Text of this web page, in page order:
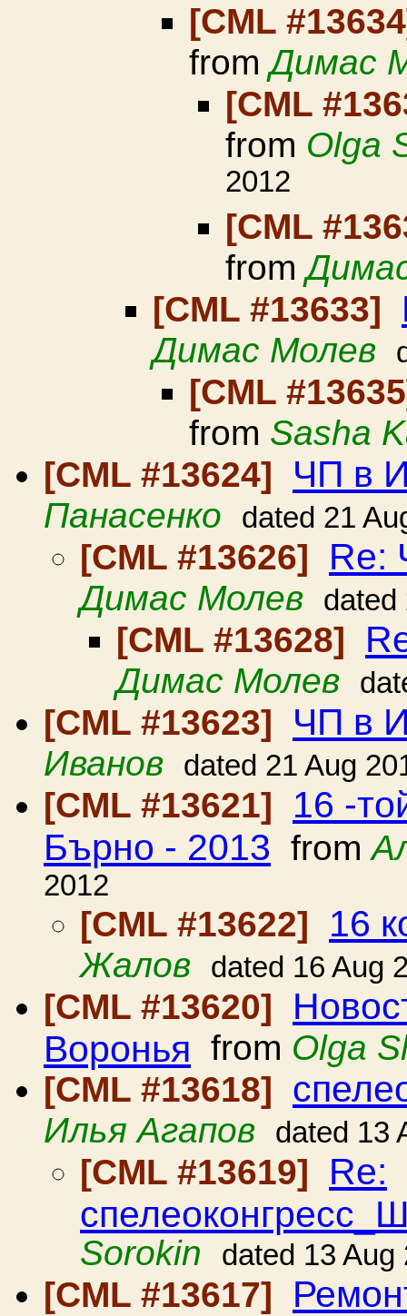
[CML
fromДимас
[CML
from Olga
2012
[CML
from
[CML #13633]
Димас Молев
[CML
from Sasha
[CML #13624]
ЧП в
Панасенко dated 21
[CML #13626] Re:
Димас Молев dated
[CML #13628]
Димас Молев
[CML #13623] ЧП в
Иванов dated 21 Aug
[CML #13621]
16 -
Бърно - 2013 from
2012
[CML #13622] 16
Жалов dated 16 Aug
[CML #13620]
Воронья from Olga
[CML #13618]
Илья Агапов dated 13
[CML #13619] Re:
Sorokin
dated 13 Aug
[CML #13617]